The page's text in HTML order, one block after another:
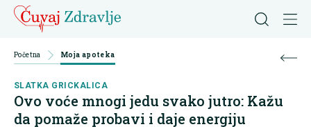
Početna Moja apoteka
SLATKA GRICKALICA
Ovo voće mnogi jedu svako jutro: Kažu
da pomaže probavi i daje energiju